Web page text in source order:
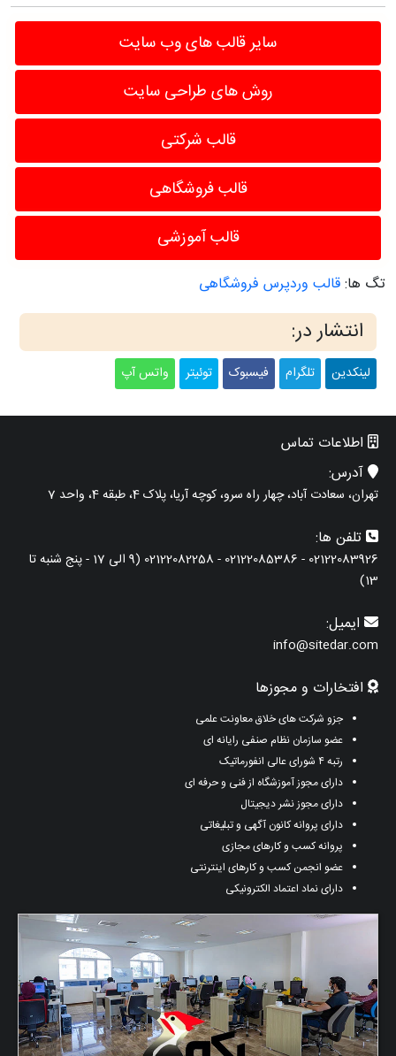
سایر قالب های وب سایت
روش های طراحی سایت
قالب شرکتی
قالب فروشگاهی
قالب آموزشی
تگ ها:قالب وردپرس فروشگاهی
انتشار در:
لینکدین تلگرام فیسبوک توئیتر واتس آپ
اطلاعات تماس
آدرس:
تهران، سعادت آباد، چهار راه سرو، کوچه آریا، پلاک 4، طبقه 4، واحد 7
تلفن ها:
02122083926 - 02122085386 - 02122082258 (9 الی 17 - پنج شنبه تا
13)
ایمیل:
info@sitedar.com
افتخارات و مجوزها
جزو شرکت های خلاق معاونت علمی
عضو سازمان نظام صنفی رایانه ای
رتبه ۴ شورای عالی انفورماتیک
دارای مجوز آموزشگاه از فنی و حرفه ای
دارای مجوز نشر دیجیتال
دارای پروانه کانون آگهی و تبلیغاتی
پروانه کسب و کارهای مجازی
عضو انجمن کسب و کارهای اینترنتی
دارای نماد اعتماد الکترونیکی